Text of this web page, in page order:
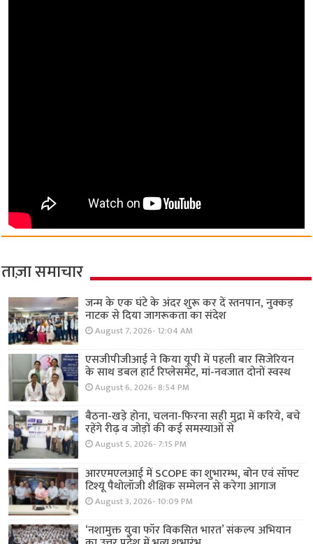
ताज़ा समाचार
जन्म के एक घंटे के अंदर शुरू कर दें स्तनपान, नुक्कड़
नाटक से दिया जागरूकता का संदेश
August 7, 2026- 12:04 AM
एसजीपीजीआई ने किया यूपी में पहली बार सिजेरियन
के साथ डबल हार्ट रिप्लेसमेंट, मां-नवजात दोनों स्वस्थ
August 6, 2026- 8:54 PM
बैठना-खड़े होना, चलना-फिरना सही मुद्रा में करिये, बचे
रहेंगे रीढ़ व जोड़ों की कई समस्याओं से
August 5, 2026- 7:15 PM
आरएमएलआई में SCOPE का शुभारम्भ, बोन एवं सॉफ्ट
टिश्यू पैथोलॉजी शैक्षिक सम्मेलन से करेगा आगाज
August 3, 2026- 10:09 PM
‘नशामुक्त युवा फॉर विकसित भारत’ संकल्प अभियान